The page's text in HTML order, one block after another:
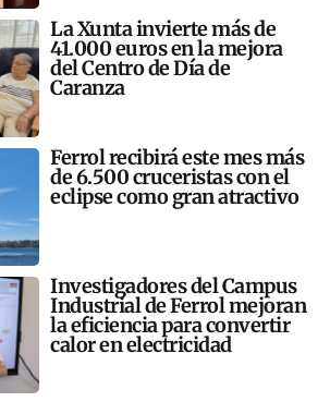
La Xunta invierte más de
41.000 euros en la mejora
del Centro de Día de
Caranza
Ferrol recibirá este mes más
de 6.500 cruceristas con el
eclipse como gran atractivo
Investigadores del Campus
Industrial de Ferrol mejoran
la eficiencia para convertir
calor en electricidad